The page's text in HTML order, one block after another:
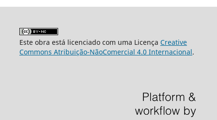
Este obra está licenciado com uma Licença Creative
Commons Atribuição-NãoComercial 4.0 Internacional.